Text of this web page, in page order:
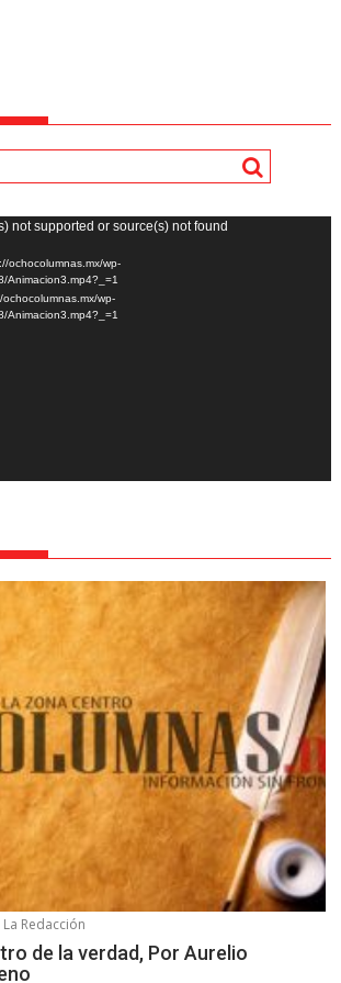
not supported or source(s) not found
ochocolumnas.mx/wp-
Animacion3.mp4?_=1
wp-
Animacion3.mp4?_=1
La Redacción
de la verdad, Por Aurelio